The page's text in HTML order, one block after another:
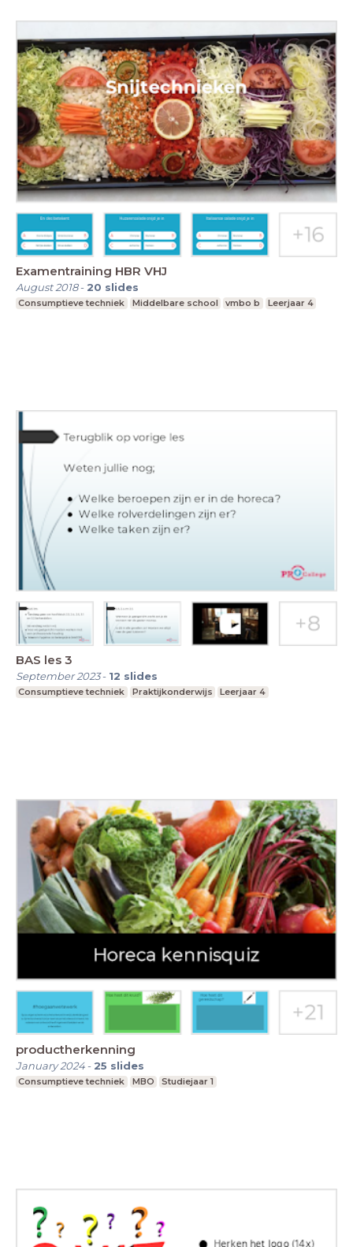
Examentraining HBR VHJ
August 2018- 20 slides
Consumptieve techniek Middelbare school vmbo b Leerjaar 4
BAS les 3
September 2023- 12 slides
Consumptieve techniek Praktijkonderwijs Leerjaar 4
productherkenning
January 2024- 25 slides
Consumptieve techniek MBO Studiejaar 1